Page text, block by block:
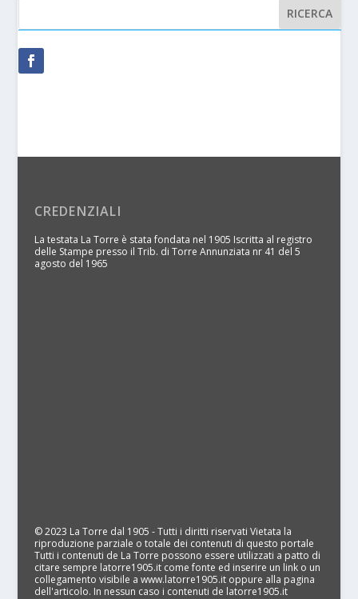
CREDENZIALI
La testata La Torre è stata fondata nel 1905 Iscritta al registro
delle Stampe presso il Trib. di Torre Annunziata nr 41 del 5
agosto del 1965
© 2023 La Torre dal 1905 - Tutti i diritti riservati Vietata la
riproduzione parziale o totale dei contenuti di questo portale
Tutti i contenuti de La Torre possono essere utilizzati a patto di
citare sempre latorre1905.it come fonte ed inserire un link o un
collegamento visibile a www.latorre1905.it oppure alla pagina
dell'articolo. In nessun caso i contenuti de latorre1905.it